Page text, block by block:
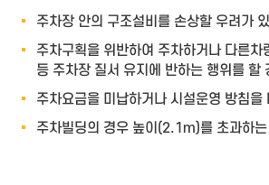
주차장 안의 구조설비를 손상할 우려가
주차구획을 위반하여 주차하거나 다른차
등 주차장 질서 유지에 반하는 행위를 할
주차요금을 미납하거나 시설운영 방침을
주차빌딩의 경우 높이(2.1m)를 초과하